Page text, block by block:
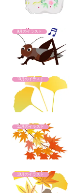
9月のイラスト
10月のイラスト
11月のイラスト
10月のイラスト